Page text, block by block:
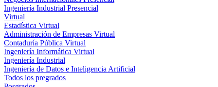
Ingeniería Industrial Presencial
Virtual
Estadística Virtual
Administración de Empresas Virtual
Contaduría Pública Virtual
Ingeniería Informática Virtual
Ingeniería Industrial
Ingeniería de Datos e Inteligencia Artificial
Todos los pregrados